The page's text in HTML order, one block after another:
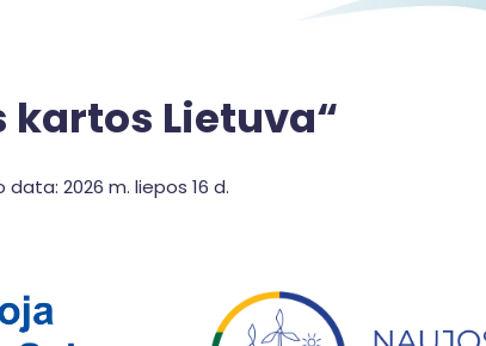
kartos Lietuva“
data: 2026 m. liepos 16 d.